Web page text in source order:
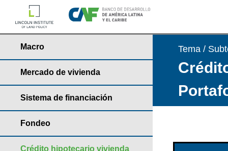
Macro
Mercado de vivienda
Sistema de financiación
Fondeo
Crédito hipotecario vivienda
Tema /